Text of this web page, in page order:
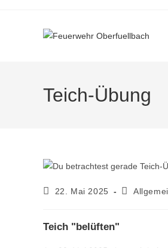
Teich-Übung
22. Mai 2025
Teich "belüften"